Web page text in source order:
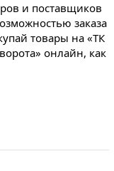
и поставщиков
заказа
товары на «ТК
онлайн, как